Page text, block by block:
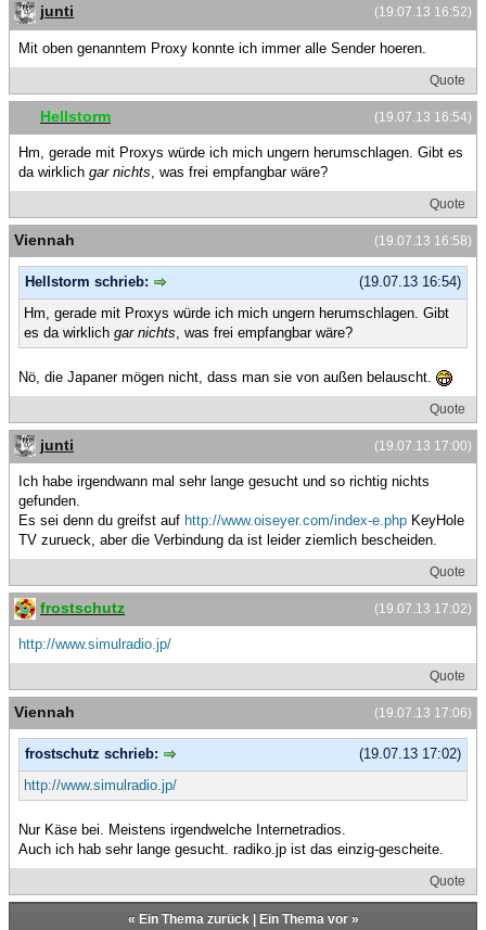
(19.07.13 16:52)
junti
Mit oben genanntem Proxy konnte ich immer alle Sender hoeren.
Quote
(19.07.13 16:54)
Hellstorm
Hm, gerade mit Proxys würde ich mich ungern herumschlagen. Gibt es
da wirklich gar nichts, was frei empfangbar wäre?
Quote
(19.07.13 16:58)
Viennah
(19.07.13 16:54)
Hellstorm schrieb:
Hm, gerade mit Proxys würde ich mich ungern herumschlagen. Gibt
es da wirklich gar nichts , was frei empfangbar wäre?
Nö, die Japaner mögen nicht, dass man sie von außen belauscht.
Quote
(19.07.13 17:00)
junti
Ich habe irgendwann mal sehr lange gesucht und so richtig nichts
gefunden.
Es sei denn du greifst auf http://www.oiseyer.com/index-e.php KeyHole
TV zurueck, aber die Verbindung da ist leider ziemlich bescheiden.
Quote
(19.07.13 17:02)
frostschutz
http://www.simulradio.jp/
Quote
(19.07.13 17:06)
Viennah
(19.07.13 17:02)
frostschutz schrieb:
http://www.simulradio.jp/
Nur Käse bei. Meistens irgendwelche Internetradios.
Auch ich hab sehr lange gesucht. radiko.jp ist das einzig-gescheite.
Quote
« Ein Thema zurück| Ein Thema vor»